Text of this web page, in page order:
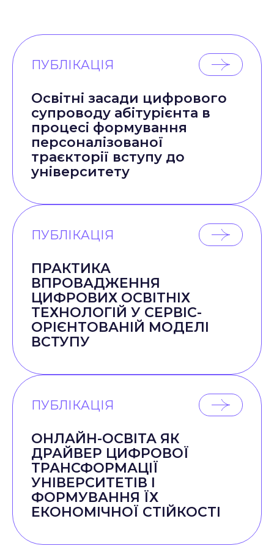
ПУБЛІКАЦІЯ
Освітні засади цифрового
супроводу абітурієнта в
процесі формування
персоналізованої
траєкторії вступу до
університету
ПУБЛІКАЦІЯ
ПРАКТИКА
ВПРОВАДЖЕННЯ
ЦИФРОВИХ ОСВІТНІХ
ТЕХНОЛОГІЙ У СЕРВІС-
ОРІЄНТОВАНІЙ МОДЕЛІ
ВСТУПУ
ПУБЛІКАЦІЯ
ОНЛАЙН-ОСВІТА ЯК
ДРАЙВЕР ЦИФРОВОЇ
ТРАНСФОРМАЦІЇ
УНІВЕРСИТЕТІВ І
ФОРМУВАННЯ ЇХ
ЕКОНОМІЧНОЇ СТІЙКОСТІ